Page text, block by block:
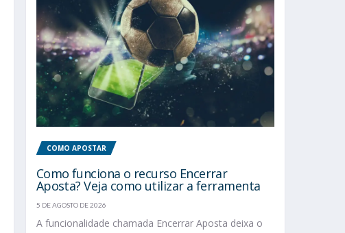
COMO APOSTAR
Como funciona o recurso Encerrar
Aposta? Veja como utilizar a ferramenta
5 DE AGOSTO DE 2026
A funcionalidade chamada Encerrar Aposta deixa o